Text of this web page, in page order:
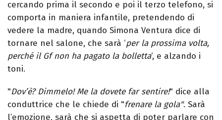
cercando prima il secondo e poi il terzo telefono, si
comporta in maniera infantile, pretendendo di
vedere la madre, quando Simona Ventura dice di
tornare nel salone, che sarà ‘per la prossima volta,
perché il Gf non ha pagato la bolletta‘, e alzando i
toni.
"Dov’è? Dimmelo! Me la dovete far sentire!" dice alla
conduttrice che le chiede di "frenare la gola". Sarà
l’emozione, sarà che si aspetta di poter parlare con